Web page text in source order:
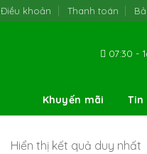
Điều khoản Thanh toán
07:30 -
Khuyến mãi Tin
Hiển thị kết quả duy nhất